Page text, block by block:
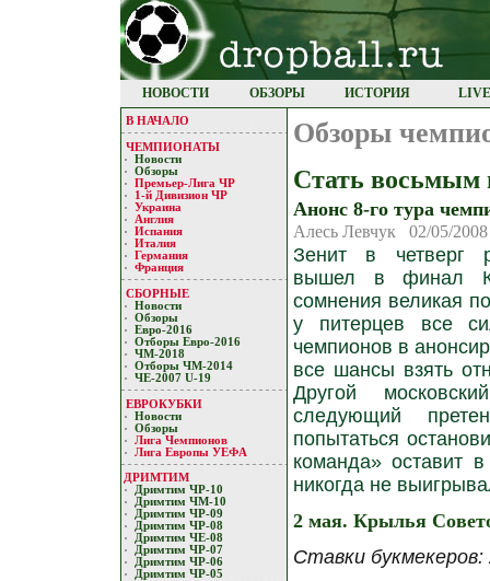
НОВОСТИ ОБЗОРЫ ИСТОРИЯ
В НАЧАЛО
ЧЕМПИОНАТЫ
Новости
Обзоры
Премьер-Лигa ЧР
1-й Дивизион ЧР
Украина
Англия
Испания
Италия
Германия
Франция
СБОРНЫЕ
Новости
Обзоры
Евро-2016
Отборы Евро-2016
ЧМ-2018
Отборы ЧМ-2014
ЧЕ-2007 U-19
ЕВРОКУБКИ
Новости
Обзоры
Лигa Чемпиoнoв
Лига Европы УЕФA
ДРИМТИМ
Дримтим ЧР-10
Дримтим ЧМ-10
Дримтим ЧР-09
Дримтим ЧР-08
Дримтим ЧЕ-08
Дримтим ЧР-07
Дримтим ЧР-06
Дримтим ЧР-05
Обзоры
Стать восьмым
Анонс 8-го тура
Алесь Левчук 02/05/2008
Зенит в четверг
вышел в финал
сомнения великая
у питерцев все
чемпионов в
все шансы взять
Другой
следующий
попытаться
команда» оставит
никогда не
2 мая. Крылья
Ставки букмекеров: